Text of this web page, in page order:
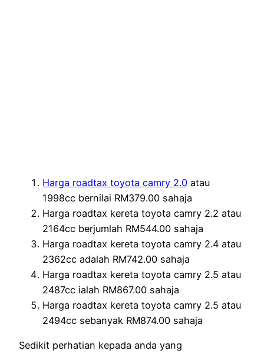
Harga roadtax toyota camry 2.0 atau
1998cc bernilai RM379.00 sahaja
Harga roadtax kereta toyota camry 2.2 atau
2164cc berjumlah RM544.00 sahaja
Harga roadtax kereta toyota camry 2.4 atau
2362cc adalah RM742.00 sahaja
Harga roadtax kereta toyota camry 2.5 atau
2487cc ialah RM867.00 sahaja
Harga roadtax kereta toyota camry 2.5 atau
2494cc sebanyak RM874.00 sahaja
Sedikit perhatian kepada anda yang